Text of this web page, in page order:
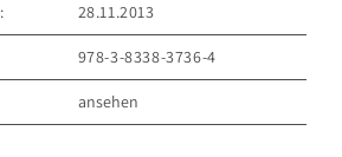
28.11.2013
978-3-8338-3736-4
ansehen